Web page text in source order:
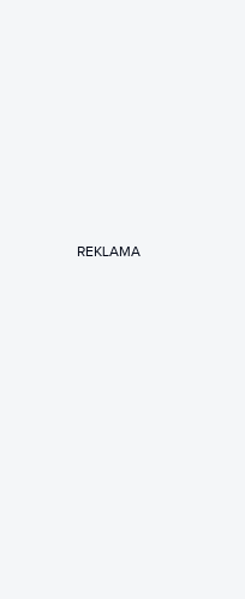
REKLAMA